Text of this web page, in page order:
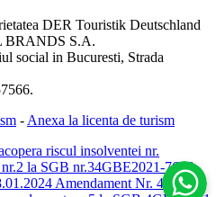
DER Touristik Deutschland
BRANDS S.A.
social in Bucuresti, Strada
-Anexa la licenta de turism
riscul insolventei nr.
la SGB nr.34GBE2021-7616
Amendament Nr. 4 -